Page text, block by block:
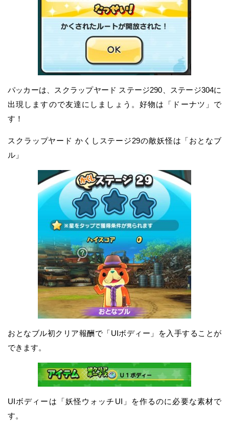
パッカーは、スクラップヤード ステージ290、ステージ304に
出現しますので友達にしましょう。好物は「ドーナツ」で
す！
スクラップヤード かくしステージ29の敵妖怪は「おとなブ
ル」
おとなブル初クリア報酬で「UIボディー」を入手することが
できます。
UIボディーは「妖怪ウォッチUI」を作るのに必要な素材で
す。